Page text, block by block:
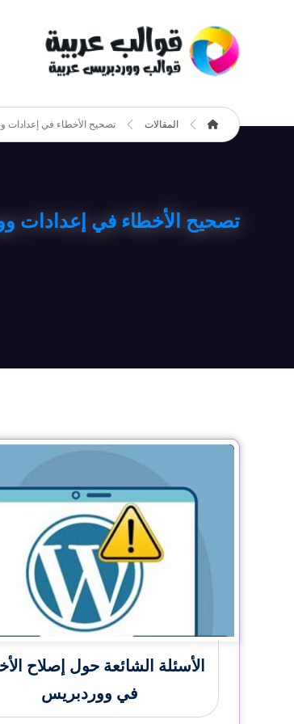
المقالات تصحيح الأخطاء في إعدادات
تصحيح الأخطاء في إعدادات
الأسئلة الشائعة حول إصلاح
في ووردبريس